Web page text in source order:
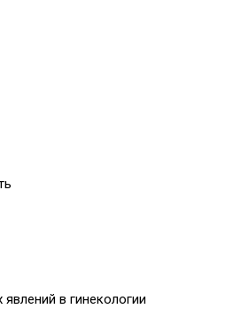
в гинекологии